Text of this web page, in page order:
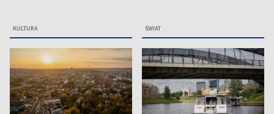
KULTURA ŚWIAT